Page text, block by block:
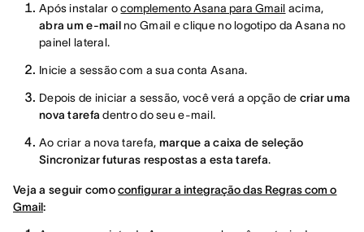
Após instalar ocomplemento Asana para Gmail acima,
abra um e-mailno Gmail e clique no logotipo da Asana no
painel lateral.
Inicie a sessão com a sua conta Asana.
Depois de iniciar a sessão, você verá a opção de criar uma
nova tarefa dentro do seu e-mail.
Ao criar a nova tarefa, marque a caixa de seleção
Sincronizar futuras respostas a esta tarefa.
Veja a seguir comoconfigurar a integração das Regras com o
Gmail: